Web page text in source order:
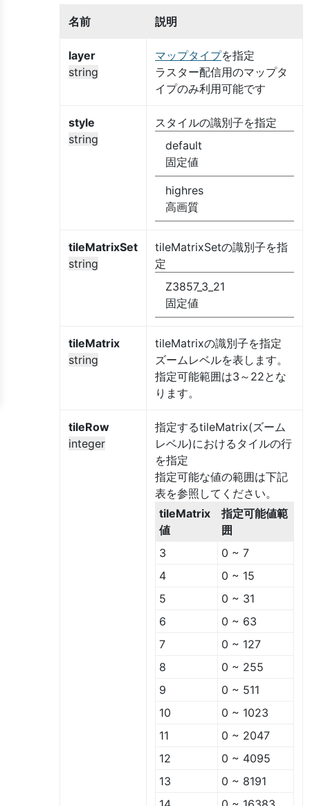
名前 説明
layer
string
マップタイプを指定
ラスター配信用のマップタ
イプのみ利用可能です
style
string
スタイルの識別子を指定
default
固定値
highres
高画質
tileMatrixSet
string
tileMatrixSetの識別子を指
定
Z3857_3_21
固定値
tileMatrix
string
tileMatrixの識別子を指定
ズームレベルを表します。
指定可能範囲は3～22とな
ります。
tileRow
integer
指定するtileMatrix(ズーム
レベル)におけるタイルの行
を指定
指定可能な値の範囲は下記
表を参照してください。
tileMatrix
値
指定可能値範
囲
3
0 ~ 7
4
0 ~ 15
5
0 ~ 31
6
0 ~ 63
7
0 ~ 127
8
0 ~ 255
9
0 ~ 511
10
0 ~ 1023
11
0 ~ 2047
12
0 ~ 4095
13
0 ~ 8191